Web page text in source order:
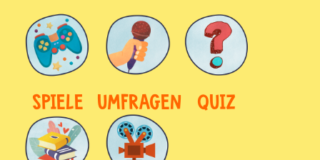
SPIELE UMFRAGEN QUIZ